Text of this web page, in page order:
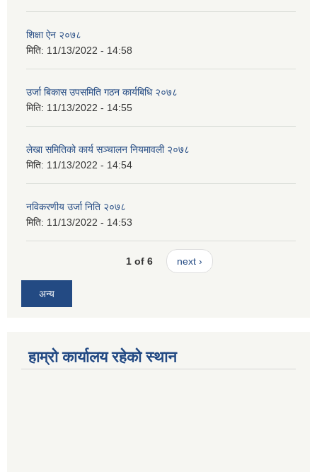
शिक्षा ऐन २०७८
मिति: 11/13/2022 - 14:58
उर्जा बिकास उपसमिति गठन कार्यबिधि २०७८
मिति: 11/13/2022 - 14:55
लेखा समितिको कार्य सञ्चालन नियमावली २०७८
मिति: 11/13/2022 - 14:54
नविकरणीय उर्जा निति २०७८
मिति: 11/13/2022 - 14:53
1 of 6 next ›
अन्य
हाम्रो कार्यालय रहेको स्थान